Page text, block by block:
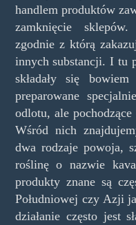
handlem produktów
zamknięcie
zgodnie z którą
innych substancji. I tu
składały się
preparowane
odlotu, ale
Wśród nich
dwa rodzaje powoja,
roślinę o nazwie
produkty znane są
Południowej czy Azji
działanie często jest